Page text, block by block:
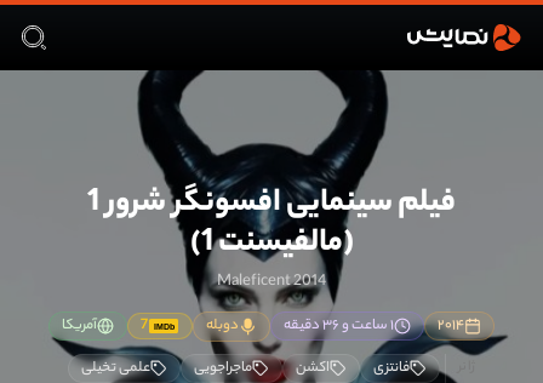
فیلم سینمایی افسونگر شرور 1
(مالفیسنت 1)
Maleficent 2014
۲۰۱۴ ۱ ساعت و ۳۶ دقیقه دوبله IMDb
7
آمریکا
فانتزی
اکشن ماجراجویی علمی تخیلی